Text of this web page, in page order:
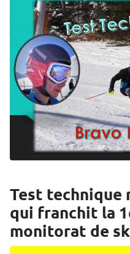
Test technique réussi pour Inès
qui franchit la
monitorat de